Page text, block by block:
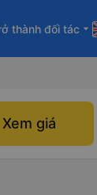
thành đối tác arrow_drop_down
Xem giá